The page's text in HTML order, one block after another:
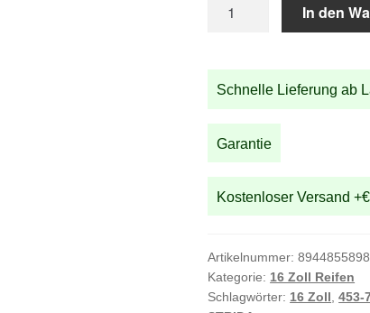
×
1.50
Weißwandreifen
Menge
In den
Schnelle Lieferung ab
Garantie
Kostenloser Versand
Artikelnummer:
Kategorie: 16 Zoll Reifen
Schlagwörter: 16 Zoll ,453-